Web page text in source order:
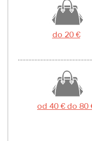
do 20 €
od 40 € do 80